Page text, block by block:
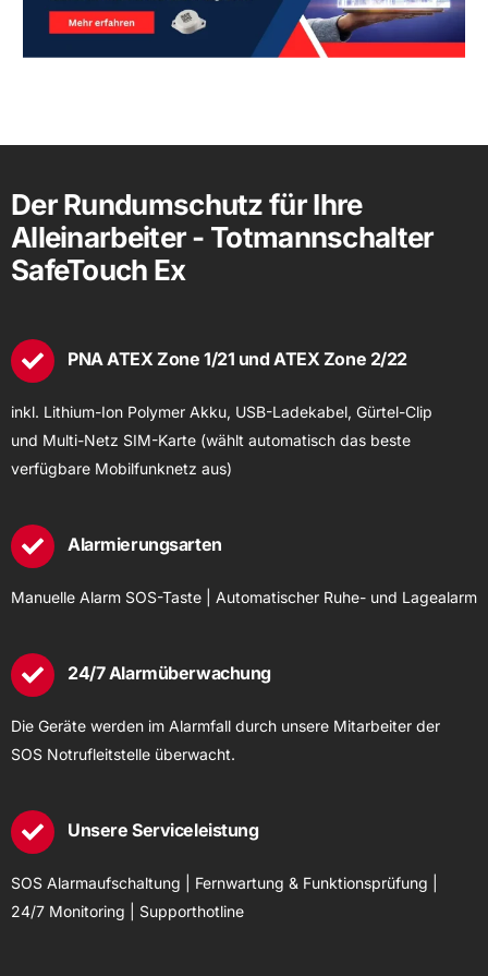
Der Rundumschutz für Ihre
Alleinarbeiter - Totmannschalter
SafeTouch Ex
PNA ATEX Zone 1/21 und ATEX Zone 2/22
inkl. Lithium-Ion Polymer Akku, USB-Ladekabel, Gürtel-Clip
und Multi-Netz SIM-Karte (wählt automatisch das beste
verfügbare Mobilfunknetz aus)
Alarmierungsarten
Manuelle Alarm SOS-Taste | Automatischer Ruhe- und Lagealarm
24/7 Alarmüberwachung
Die Geräte werden im Alarmfall durch unsere Mitarbeiter der
SOS Notrufleitstelle überwacht.
Unsere Serviceleistung
SOS Alarmaufschaltung | Fernwartung & Funktionsprüfung |
24/7 Monitoring | Supporthotline